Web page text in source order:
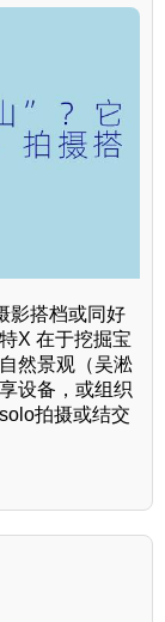
影搭档或同好
X 在于挖掘宝
然景观（吴淞
设备，或组织
拍摄或结交